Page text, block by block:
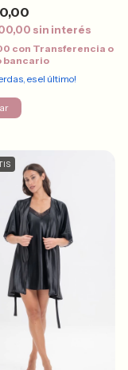
sin interés
con Transferencia o
bancario
es el último!